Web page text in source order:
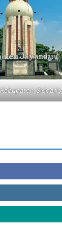
Sidoarjo